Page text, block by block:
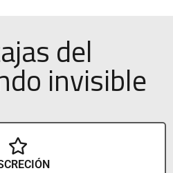
del
invisible